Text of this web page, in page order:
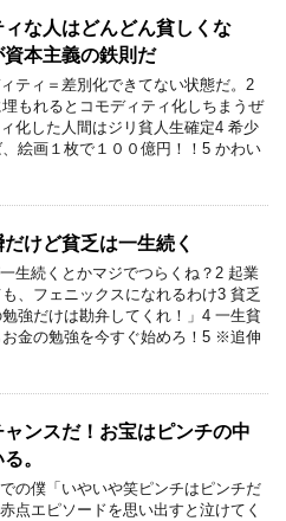
ィな人はどんどん貧しくな
資本主義の鉄則だ
ティ＝差別化できてない状態だ。2
もれるとコモディティ化しちまうぜ
化した人間はジリ貧人生確定4 希少
絵画１枚で１００億円！！5 かわい
けど貧乏は一生続く
生続くとかマジでつらくね？2 起業
、フェニックスになれるわけ3 貧乏
強だけは勘弁してくれ！」4 一生貧
お金の勉強を今すぐ始めろ！5 ※追伸
ャンスだ！お宝はピンチの中
。
の僕「いやいや笑ピンチはピンチだ
点エピソードを思い出すと泣けてく